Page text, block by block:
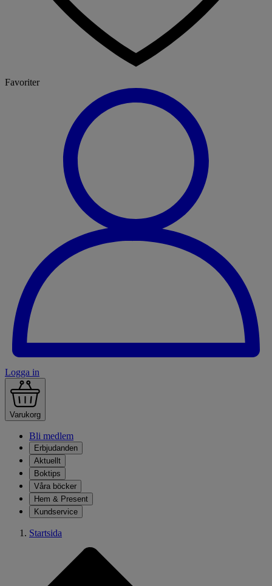
Favoriter
Logga in
Varukorg
Bli medlem
Erbjudanden
Aktuellt
Boktips
Våra böcker
Hem & Present
Kundservice
Startsida